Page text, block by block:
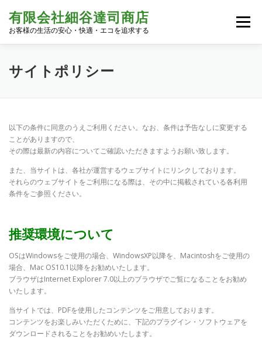
有限会社細谷達司商店
お客様の生活の安心・快適・エコを追求する
メニュー
HOME LPガス事業
サイトポリシー
以下の条件に同意のうえご利用ください。なお、条件は予告なしに変更する
ことがありますので、
その際は最新の内容についてご確認いただきますようお願い致します。
また、当サイトは、各社が運営するウェブサイトにリンクしております。
それらのウェブサイトをご利用になる際は、その中に掲載されている各利用
条件をご参照ください。
推奨環境について
OSはWindowsをご使用の場合、WindowsXP以降を、Macintoshをご使用の
場合、Mac OS10.1以降をお勧めいたします。
ブラウザはInternet Explorer 7.0以上のブラウザでご覧になることをお勧め
いたします。
当サイトでは、PDFを使用したコンテンツをご用意しております。
コンテンツをお楽しみいただくために、下記のプラグイン・ソフトウェアを
ダウンロードされることをお勧めいたします。